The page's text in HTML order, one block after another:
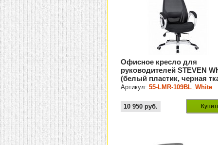
Офисное кресло для
руководителей STEVEN
(белый пластик, черная
Артикул:55-LMR-109BL_White
10 950 руб.